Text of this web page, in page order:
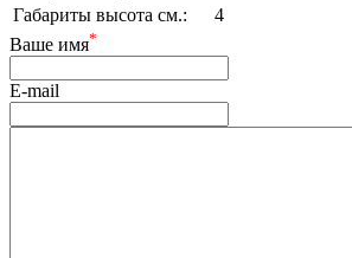
Габариты высота см.:
4
Ваше имя*
E-mail